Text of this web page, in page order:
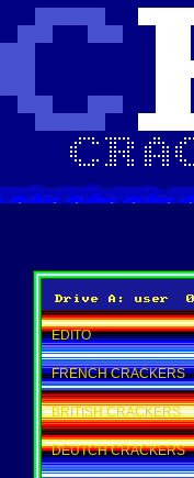
EDITO
FRENCH CRACKERS
BRITISH CRACKERS
DEUTCH CRACKERS